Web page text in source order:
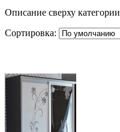
Описание сверху категории
Сортировка: